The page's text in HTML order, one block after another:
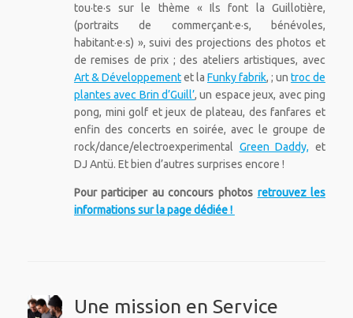
tou·te·s sur le thème « Ils font la Guillotière,
(portraits de commerçant·e·s, bénévoles,
habitant·e·s) », suivi des projections des photos et
de remises de prix ; des ateliers artistiques, avec
Art & Développementet la Funky fabrik, ; untroc de
plantes avec Brin d’Guill’, un espace jeux, avec ping
pong, mini golf et jeux de plateau, des fanfares et
enfin des concerts en soirée, avec le groupe de
rock/dance/electroexperimental Green Daddy, et
DJ Antü. Et bien d’autres surprises encore !
Pour participer au concours photos retrouvez les
informations sur la page dédiée !
Une mission en Service